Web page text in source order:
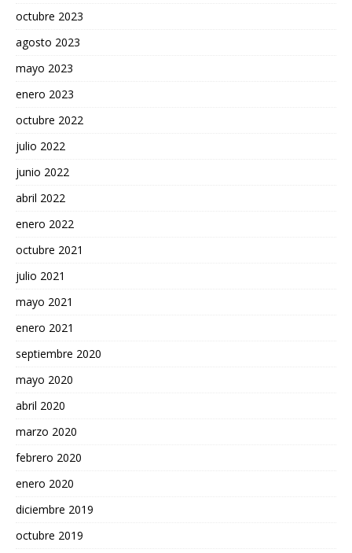
octubre 2023
agosto 2023
mayo 2023
enero 2023
octubre 2022
julio 2022
junio 2022
abril 2022
enero 2022
octubre 2021
julio 2021
mayo 2021
enero 2021
septiembre 2020
mayo 2020
abril 2020
marzo 2020
febrero 2020
enero 2020
diciembre 2019
octubre 2019